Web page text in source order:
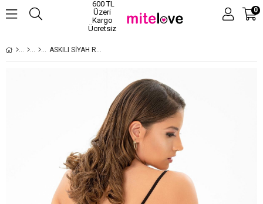
600 TL
Üzeri
Kargo
Ücretsiz
0
ASKILI SIYAH RENK SATEN GECELIK